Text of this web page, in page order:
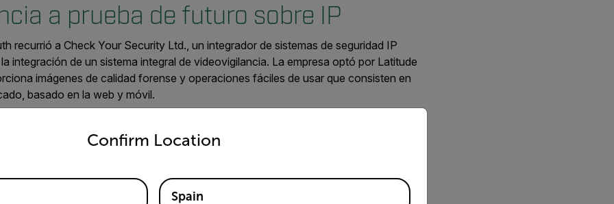
a prueba de futuro sobre IP
recurrió a Check Your Security Ltd., un integrador de sistemas de seguridad IP
integración de un sistema integral de videovigilancia. La empresa optó por Latitude
imágenes de calidad forense y operaciones fáciles de usar que consisten en
basado en la web y móvil.
video de la cámara necesitaban ser alimentadas a una sala de control central, y era
la red de la cámara dentro de la ciudad de Great Yarmouth. La solución de
Quasar Quad HD de FLIR y cámaras analógicas más antiguas, junto con
FLIR, ofreciendo a Peel Ports muchas opciones para asegurar de manera eficiente
Confirm Location
and language from the options below to access the appropriate version of our website.
Spain